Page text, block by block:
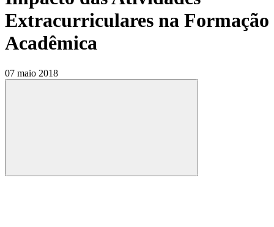
Extracurriculares na Formação
Acadêmica
07 maio 2018
Compartilhar